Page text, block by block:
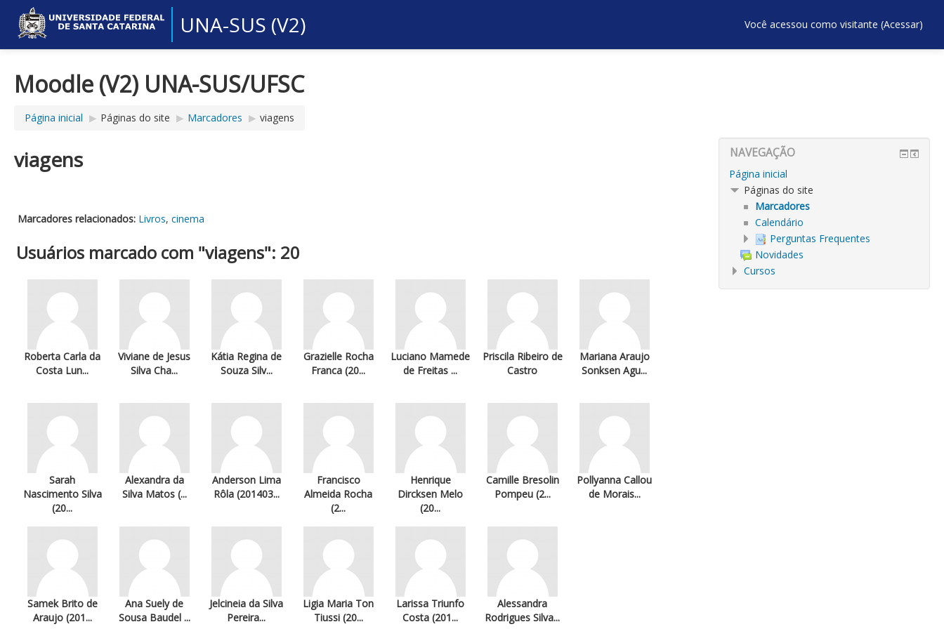
UNA-SUS (V2) Você acessou como visitante (Acessar)
Moodle (V2) UNA-SUS/UFSC
Página inicial ▶︎ Páginas do site ▶︎ Marcadores ▶︎ viagens
viagens
Marcadores relacionados: Livros, cinema
Usuários marcado com "viagens": 20
Roberta Carla da
Costa Lun...
Viviane de Jesus
Silva Cha...
Kátia Regina de
Souza Silv...
Grazielle Rocha
Franca (20...
Luciano Mamede
de Freitas ...
Priscila Ribeiro de
Castro
Mariana Araujo
Sonksen Agu...
Sarah
Nascimento Silva
(20...
Alexandra da
Silva Matos (...
Anderson Lima
Rôla (201403...
Francisco
Almeida Rocha
(2...
Henrique
Dircksen Melo
(20...
Camille Bresolin
Pompeu (2...
Pollyanna Callou
de Morais...
Samek Brito de
Araujo (201...
Ana Suely de
Sousa Baudel ...
Jelcineia da Silva
Pereira...
Ligia Maria Ton
Tiussi (20...
Larissa Triunfo
Costa (201...
Alessandra
Rodrigues Silva...
NAVEGAÇÃO
Página inicial
Páginas do site
Marcadores
Calendário
Perguntas Frequentes
Novidades
Cursos